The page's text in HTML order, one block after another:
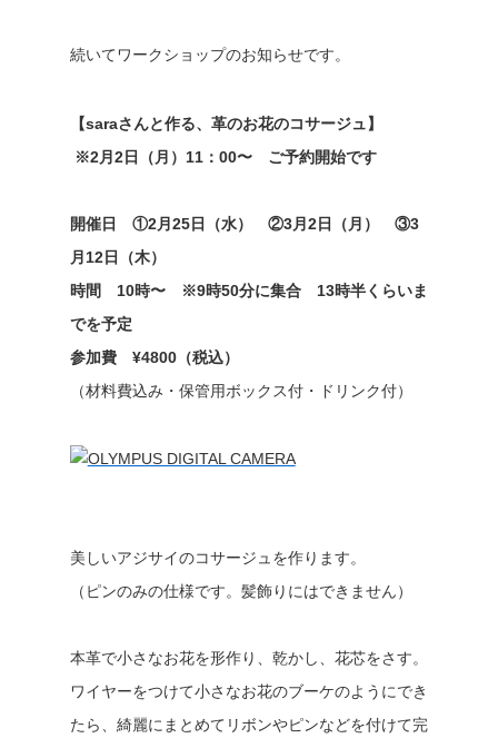
続いてワークショップのお知らせです。
【saraさんと作る、革のお花のコサージュ】
※2月2日（月）11：00〜 ご予約開始です
開催日 ①2月25日（水） ②3月2日（月） ③3
月12日（木）
時間 10時〜 ※9時50分に集合 13時半くらいま
でを予定
参加費 ¥4800（税込）
（材料費込み・保管用ボックス付・ドリンク付）
美しいアジサイのコサージュを作ります。
（ピンのみの仕様です。髪飾りにはできません）
本革で小さなお花を形作り、乾かし、花芯をさす。
ワイヤーをつけて小さなお花のブーケのようにでき
たら、綺麗にまとめてリボンやピンなどを付けて完